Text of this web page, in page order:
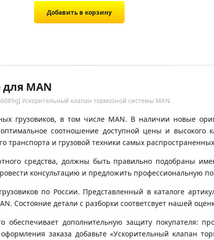
MAN
Ускорительный клапан тормозной системы MAN
грузовиков, в том числе MAN. В наличии новые
соотношение доступной цены и
транспорта и грузовой техники самых
средства, должны быть правильно подобраны
консультацию и предложить профессиональную
по России. Представленный в каталоге
Состояние детали с разборки соответсвует нашей
обеспечивает дополнительную защиту покупателя:
заказа добавьте «Ускорительный клапан